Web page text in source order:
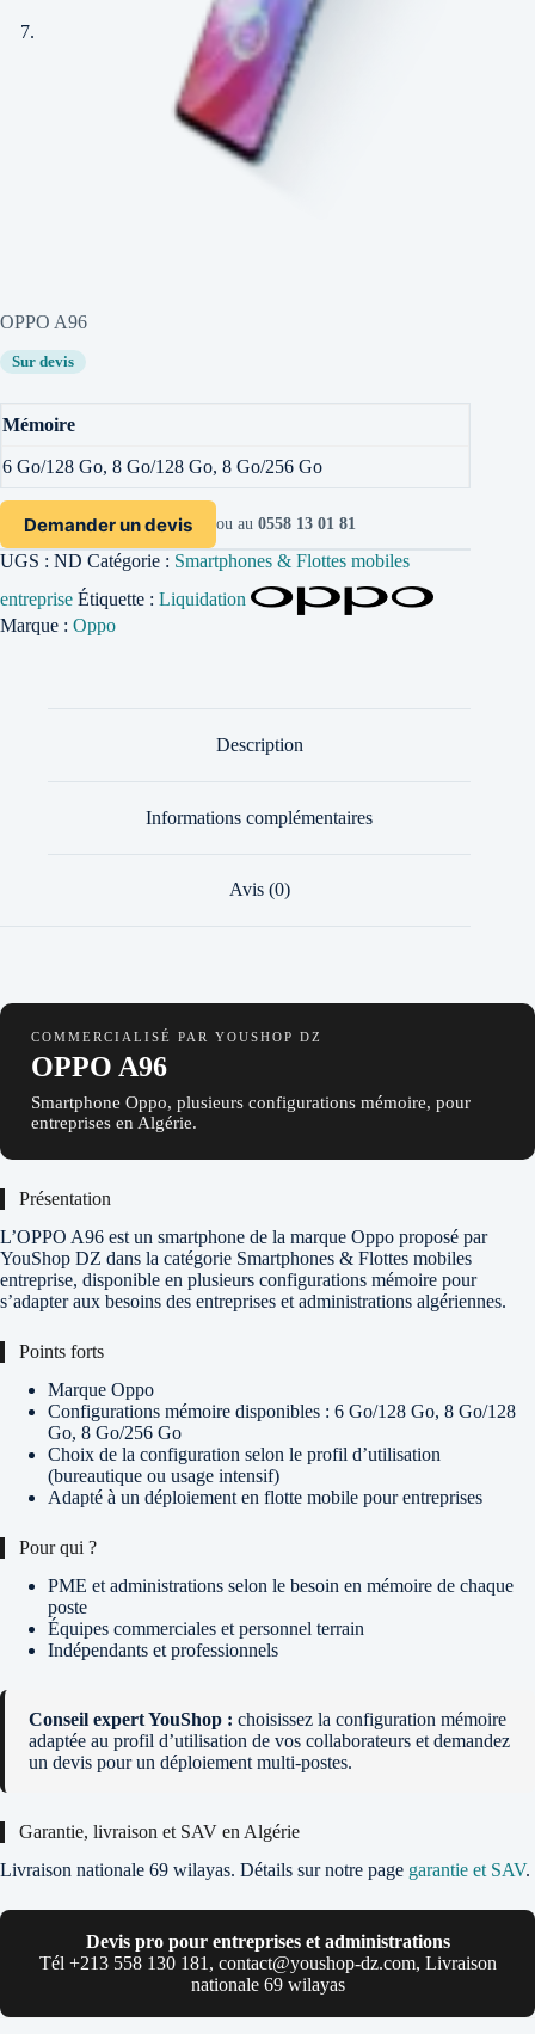
OPPO A96
Sur devis
Mémoire
6 Go/128 Go, 8 Go/128 Go, 8 Go/256 Go
Demander un devis ou au 0558 13 01 81
UGS : ND Catégorie : Smartphones & Flottes mobiles
entreprise Étiquette : Liquidation
Marque : Oppo
Description
Informations complémentaires
Avis (0)
COMMERCIALISÉ PAR YOUSHOP DZ
OPPO A96
Smartphone Oppo, plusieurs configurations mémoire, pour
entreprises en Algérie.
Présentation
L’OPPO A96 est un smartphone de la marque Oppo proposé par
YouShop DZ dans la catégorie Smartphones & Flottes mobiles
entreprise, disponible en plusieurs configurations mémoire pour
s’adapter aux besoins des entreprises et administrations algériennes.
Points forts
Marque Oppo
Configurations mémoire disponibles : 6 Go/128 Go, 8 Go/128
Go, 8 Go/256 Go
Choix de la configuration selon le profil d’utilisation
(bureautique ou usage intensif)
Adapté à un déploiement en flotte mobile pour entreprises
Pour qui ?
PME et administrations selon le besoin en mémoire de chaque
poste
Équipes commerciales et personnel terrain
Indépendants et professionnels
Conseil expert YouShop : choisissez la configuration mémoire
adaptée au profil d’utilisation de vos collaborateurs et demandez
un devis pour un déploiement multi-postes.
Garantie, livraison et SAV en Algérie
Livraison nationale 69 wilayas. Détails sur notre page garantie et SAV.
Devis pro pour entreprises et administrations
Tél +213 558 130 181, contact@youshop-dz.com, Livraison
nationale 69 wilayas